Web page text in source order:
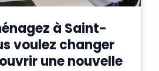
à Saint-
voulez changer
une nouvelle